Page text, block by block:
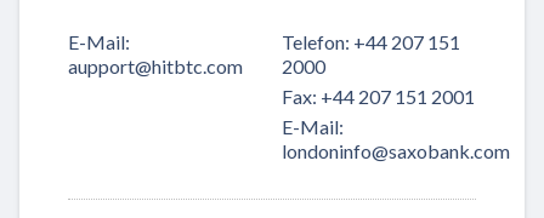
E-Mail:
aupport@hitbtc.com
Telefon: +44 207 151
2000
Fax: +44 207 151 2001
E-Mail:
londoninfo@saxobank.com